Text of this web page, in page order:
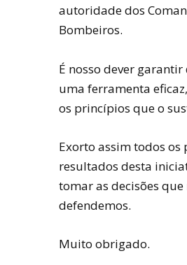
autoridade dos
Bombeiros.
É nosso dever
uma ferramenta
os princípios que o
Exorto assim todos
resultados desta
tomar as decisões
defendemos.
Muito obrigado.